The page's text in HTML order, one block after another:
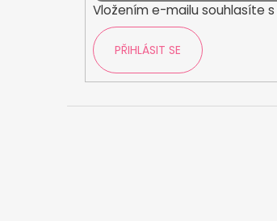
Vložením e-mailu souhlasíte s
PŘIHLÁSIT SE